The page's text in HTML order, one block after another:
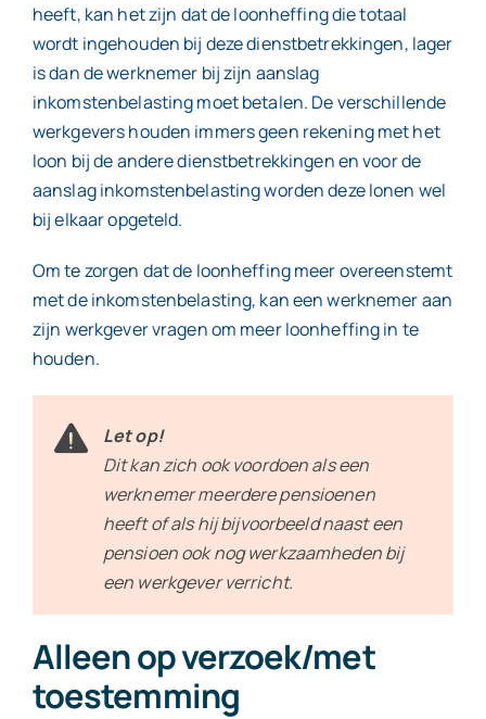
heeft, kan het zijn dat de loonheffing die totaal
wordt ingehouden bij deze dienstbetrekkingen, lager
is dan de werknemer bij zijn aanslag
inkomstenbelasting moet betalen. De verschillende
werkgevers houden immers geen rekening met het
loon bij de andere dienstbetrekkingen en voor de
aanslag inkomstenbelasting worden deze lonen wel
bij elkaar opgeteld.
Om te zorgen dat de loonheffing meer overeenstemt
met de inkomstenbelasting, kan een werknemer aan
zijn werkgever vragen om meer loonheffing in te
houden.
Let op!
Dit kan zich ook voordoen als een
werknemer meerdere pensioenen
heeft of als hij bijvoorbeeld naast een
pensioen ook nog werkzaamheden bij
een werkgever verricht.
Alleen op verzoek/met
toestemming